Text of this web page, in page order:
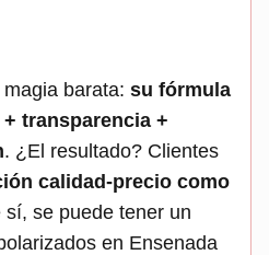
barata: su fórmula
transparencia +
. ¿El resultado? Clientes
calidad-precio como
sí, se puede tener un
en Ensenada